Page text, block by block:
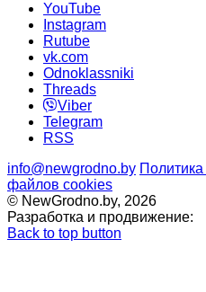
YouTube
Instagram
Rutube
vk.com
Odnoklassniki
Threads
Viber
Telegram
RSS
info@newgrodno.by
файлов cookies
© NewGrodno.by, 2026
Разработка и продвижение:
Back to top button